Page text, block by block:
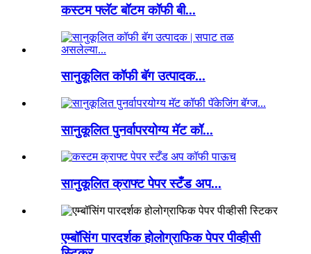
कस्टम फ्लॅट बॉटम कॉफी बी...
सानुकूलित कॉफी बॅग उत्पादक...
सानुकूलित पुनर्वापरयोग्य मॅट कॉ...
सानुकूलित क्राफ्ट पेपर स्टँड अप...
एम्बॉसिंग पारदर्शक होलोग्राफिक पेपर पीव्हीसी